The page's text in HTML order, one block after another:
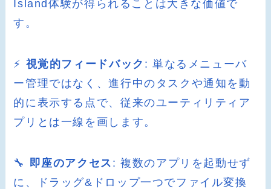
Island体験が得られることは大きな価値で
す。
⚡ 視覚的フィードバック : 単なるメニューバ
ー管理ではなく、進行中のタスクや通知を動
的に表示する点で、従来のユーティリティア
プリとは一線を画します。
🔧 即座のアクセス : 複数のアプリを起動せず
に、ドラッグ&ドロップ一つでファイル変換